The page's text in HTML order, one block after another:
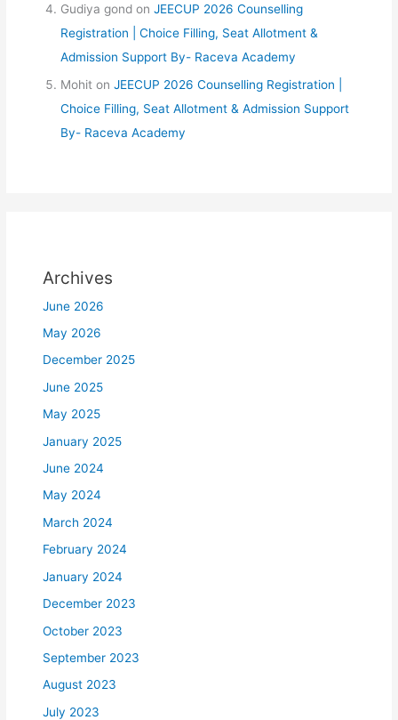
Gudiya gond onJEECUP 2026 Counselling
Registration | Choice Filling, Seat Allotment &
Admission Support By- Raceva Academy
Mohit onJEECUP 2026 Counselling Registration |
Choice Filling, Seat Allotment & Admission Support
By- Raceva Academy
Archives
June 2026
May 2026
December 2025
June 2025
May 2025
January 2025
June 2024
May 2024
March 2024
February 2024
January 2024
December 2023
October 2023
September 2023
August 2023
July 2023